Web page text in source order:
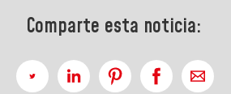
Comparte esta noticia: